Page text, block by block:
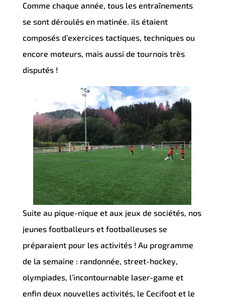
Comme chaque année, tous les entraînements
se sont déroulés en matinée. ils étaient
composés d’exercices tactiques, techniques ou
encore moteurs, mais aussi de tournois très
disputés !
Suite au pique-nique et aux jeux de sociétés, nos
jeunes footballeurs et footballeuses se
préparaient pour les activités ! Au programme
de la semaine : randonnée, street-hockey,
olympiades, l’incontournable laser-game et
enfin deux nouvelles activités, le Cecifoot et le